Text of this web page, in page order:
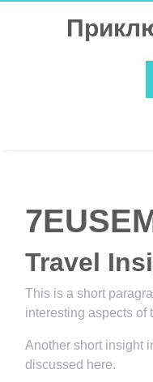
Travel
This is a short
interesting aspects of
Another short insight
discussed here.